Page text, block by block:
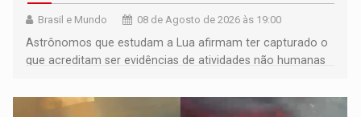
Brasil e Mundo 08 de Agosto de 2026 às 19:00
Astrônomos que estudam a Lua afirmam ter capturado o
que acreditam ser evidências de atividades não humanas
órbita